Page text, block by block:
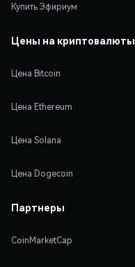
Купить Эфириум
Цены на криптовалюты
Цена Bitcoin
Цена Ethereum
Цена Solana
Цена Dogecoin
Партнеры
CoinMarketCap